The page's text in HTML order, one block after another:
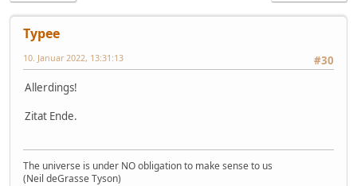
Typee
#30
10. Januar 2022, 13:31:13
Allerdings!
Zitat Ende.
The universe is under NO obligation to make sense to us
(Neil deGrasse Tyson)